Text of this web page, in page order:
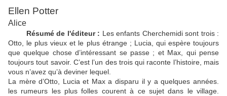
Ellen Potter
Alice
Résumé de l'éditeur : Les enfants Cherchemidi sont trois :
Otto, le plus vieux et le plus étrange ; Lucia, qui espère toujours
que quelque chose d’intéressant se passe ; et Max, qui pense
toujours tout savoir. C’est l’un des trois qui raconte l’histoire, mais
vous n’avez qu’à deviner lequel.
La mère d’Otto, Lucia et Max a disparu il y a quelques années.
les rumeurs les plus folles courent à ce sujet dans le village.